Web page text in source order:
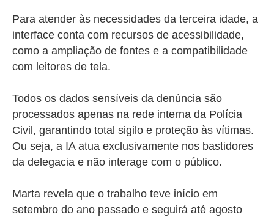
Para atender às necessidades da terceira idade, a
interface conta com recursos de acessibilidade,
como a ampliação de fontes e a compatibilidade
com leitores de tela.
Todos os dados sensíveis da denúncia são
processados apenas na rede interna da Polícia
Civil, garantindo total sigilo e proteção às vítimas.
Ou seja, a IA atua exclusivamente nos bastidores
da delegacia e não interage com o público.
Marta revela que o trabalho teve início em
setembro do ano passado e seguirá até agosto